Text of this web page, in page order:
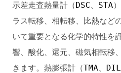
示差走査熱量計（DSC、 STA
ラス転移、相転移、比熱など
いて重要となる化学的特性を
響、酸化、還元、磁気相転移
きます。熱膨張計（TMA、 DIL